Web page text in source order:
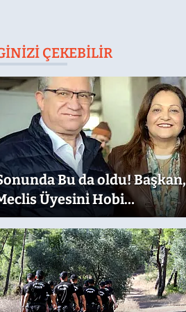
ÇEKEBILIR
Bu da oldu! Başkan,
Üyesini Hobi
Attırdı